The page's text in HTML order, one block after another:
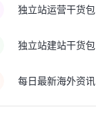
独立站运营干货包
独立站建站干货包
每日最新海外资讯